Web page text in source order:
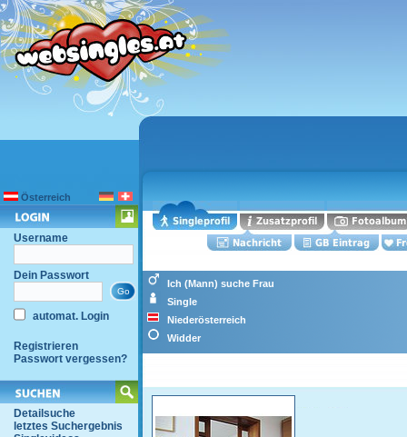
Österreich
Username
Dein Passwort
automat. Login
Registrieren
Passwort vergessen?
Detailsuche
letztes Suchergebnis
Ich (Mann) suche Frau
Single
Niederösterreich
Widder